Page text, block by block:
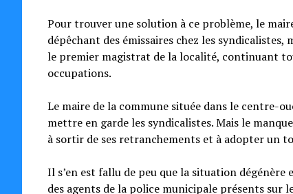
Pour trouver une solution à ce problème, le
dépêchant des émissaires chez les
le premier magistrat de la localité, continuant
occupations.
Le maire de la commune située dans le centre-
mettre en garde les syndicalistes. Mais le
à sortir de ses retranchements et à adopter un
Il s’en est fallu de peu que la situation
des agents de la police municipale présents sur